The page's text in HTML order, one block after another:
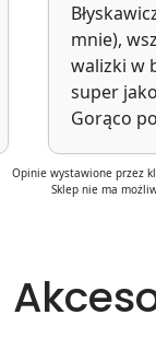
mnie),
walizki w
super
Gorąco
Opinie wystawione przez
Sklep nie ma